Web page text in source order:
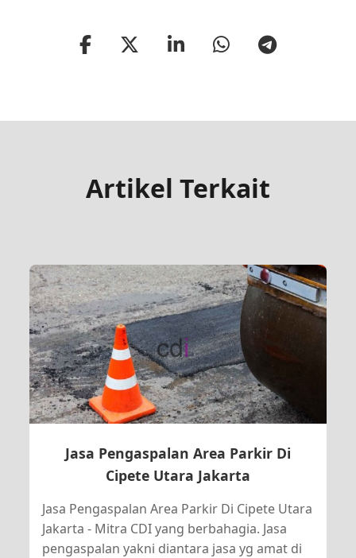
Artikel Terkait
Jasa Pengaspalan Area Parkir Di
Cipete Utara Jakarta
Jasa Pengaspalan Area Parkir Di Cipete Utara
Jakarta - Mitra CDI yang berbahagia. Jasa
pengaspalan yakni diantara jasa yg amat di